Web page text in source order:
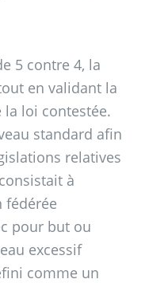
5 contre 4, la
en validant la
loi contestée.
standard afin
relatives
à
fédérée
pour but ou
excessif
comme un